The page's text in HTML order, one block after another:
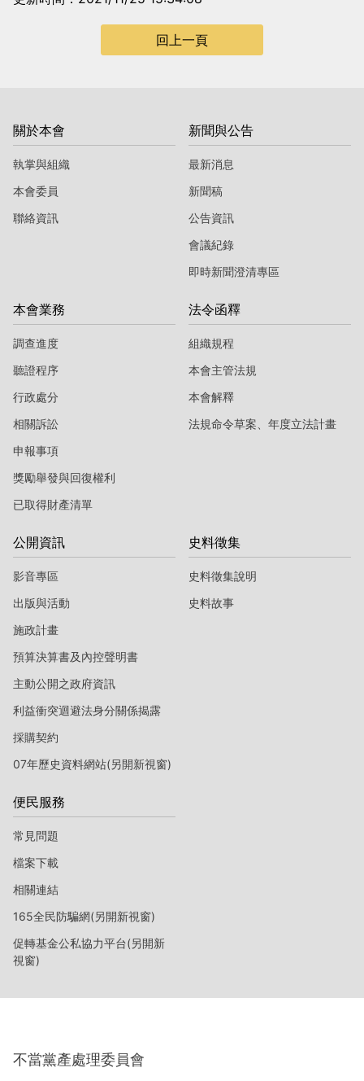
回上一頁
關於本會
執掌與組織
本會委員
聯絡資訊
新聞與公告
最新消息
新聞稿
公告資訊
會議紀錄
即時新聞澄清專區
本會業務
調查進度
聽證程序
行政處分
相關訴訟
申報事項
獎勵舉發與回復權利
已取得財產清單
法令函釋
組織規程
本會主管法規
本會解釋
法規命令草案、年度立法計畫
公開資訊
影音專區
出版與活動
施政計畫
預算決算書及內控聲明書
主動公開之政府資訊
利益衝突迴避法身分關係揭露
採購契約
07年歷史資料網站(另開新視窗)
史料徵集
史料徵集說明
史料故事
便民服務
常見問題
檔案下載
相關連結
165全民防騙網(另開新視窗)
促轉基金公私協力平台(另開新
視窗)
不當黨產處理委員會